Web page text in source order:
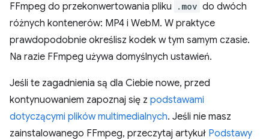
FFmpeg do przekonwertowania pliku
.mov do dwóch
różnych kontenerów: MP4 i WebM. W praktyce
prawdopodobnie określisz kodek w tym samym czasie.
Na razie FFmpeg używa domyślnych ustawień.
Jeśli te zagadnienia są dla Ciebie nowe, przed
kontynuowaniem zapoznaj się z podstawami
dotyczącymi plików multimedialnych. Jeśli nie masz
zainstalowanego FFmpeg, przeczytaj artykuł Podstawy